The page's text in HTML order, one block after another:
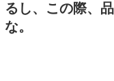
るし、この際、
な。